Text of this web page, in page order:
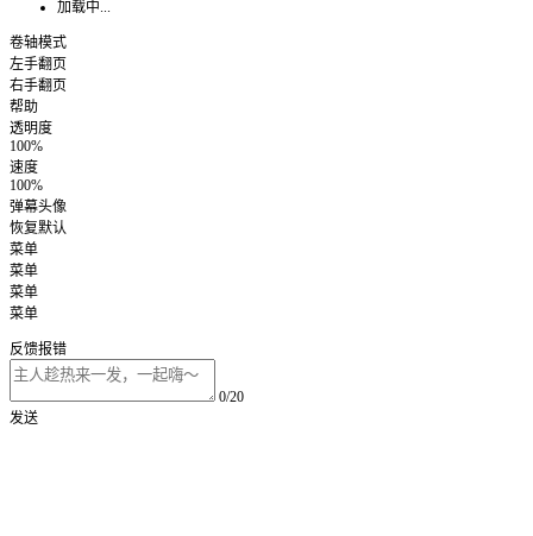
加载中...
卷轴模式
左手翻页
右手翻页
帮助
透明度
100%
速度
100%
弹幕头像
恢复默认
菜单
菜单
菜单
菜单
反馈报错
0/20
发送